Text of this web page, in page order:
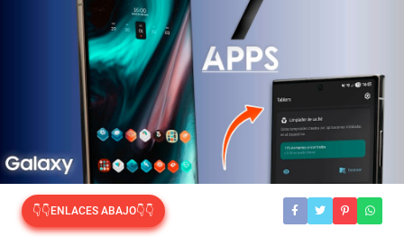
👇👇ENLACES ABAJO👇👇